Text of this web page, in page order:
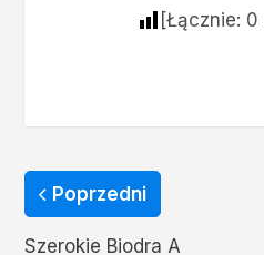
[Łącznie: 0
Poprzedni
Szerokie Biodra A